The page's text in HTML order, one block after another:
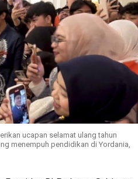
ucapan selamat ulang tahun
menempuh pendidikan di Yordania,